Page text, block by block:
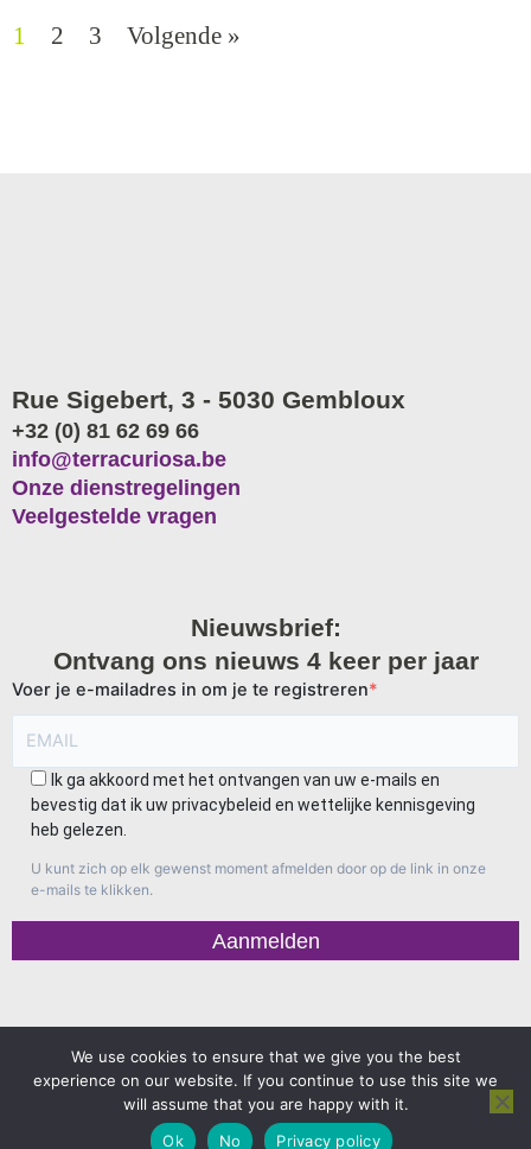
1 2 3 Volgende »
Rue Sigebert, 3 - 5030 Gembloux
+32 (0) 81 62 69 66
info@terracuriosa.be
Onze dienstregelingen
Veelgestelde vragen
Nieuwsbrief:
Ontvang ons nieuws 4 keer per jaar
Voer je e-mailadres in om je te registreren
Ik ga akkoord met het ontvangen van uw e-mails en
bevestig dat ik uw privacybeleid en wettelijke kennisgeving
heb gelezen.
U kunt zich op elk gewenst moment afmelden door op de link in onze
e-mails te klikken.
Aanmelden
Vertrouwelijkheid en cookiebeleid
Juridische informatie
We use cookies to ensure that we give you the best
experience on our website. If you continue to use this site we
will assume that you are happy with it.
Ok
No Privacy policy